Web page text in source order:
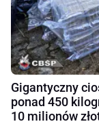
Gigantyczny
ponad 450
10 milionów